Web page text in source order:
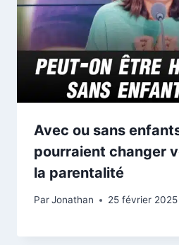
Avec ou sans
pourraient changer
la parentalité
ParJonathan 25 février 2025